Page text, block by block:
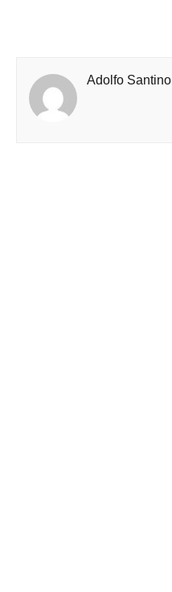
Adolfo Santino